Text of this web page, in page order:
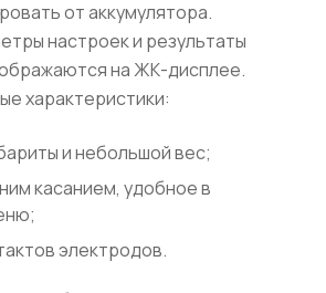
от аккумулятора.
настроек и результаты
на ЖК-дисплее.
характеристики:
и небольшой вес;
касанием, удобное в
электродов.